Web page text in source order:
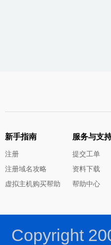
新手指南
注册
注册域名攻略
虚拟主机购买帮助
服务与支
提交工单
资料下载
帮助中心
Copyright